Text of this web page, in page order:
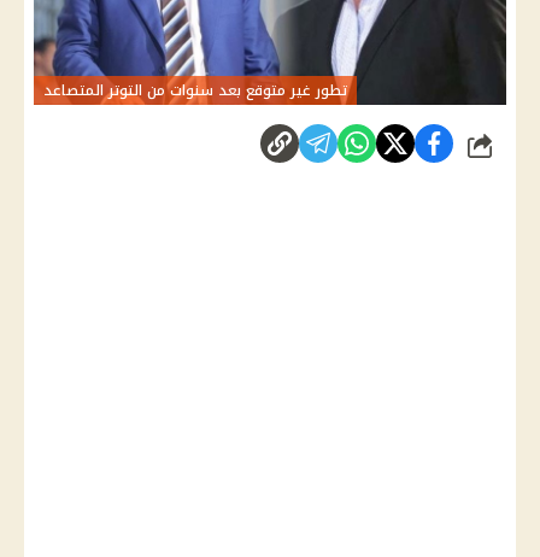
تطور غير متوقع بعد سنوات من التوتر المتصاعد
شارك